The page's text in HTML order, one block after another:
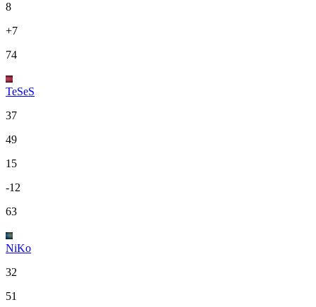
8
+7
74
TeSeS
37
49
15
-12
63
NiKo
32
51